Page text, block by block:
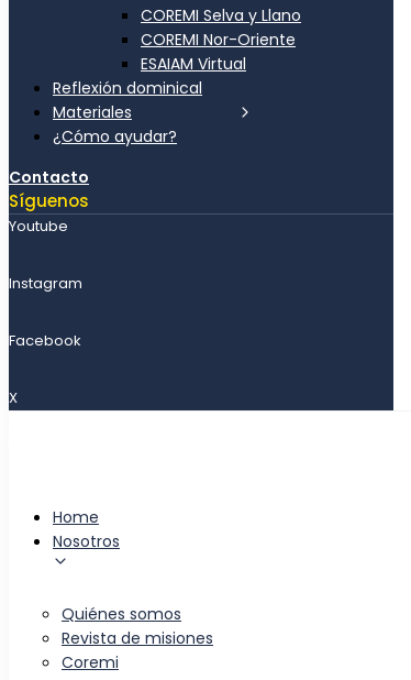
COREMI Selva y Llano
COREMI Nor-Oriente
ESAIAM Virtual
Reflexión dominical
Materiales
¿Cómo ayudar?
Contacto
Síguenos
Youtube
Instagram
Facebook
X
Home
Nosotros
Quiénes somos
Revista de misiones
Coremi